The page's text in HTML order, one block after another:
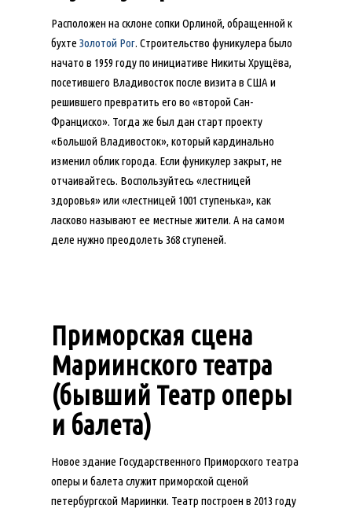
Расположен на склоне сопки Орлиной, обращенной к
бухте Золотой Рог. Строительство фуникулера было
начато в 1959 году по инициативе Никиты Хрущёва,
посетившего Владивосток после визита в США и
решившего превратить его во «второй Сан-
Франциско». Тогда же был дан старт проекту
«Большой Владивосток», который кардинально
изменил облик города. Если фуникулер закрыт, не
отчаивайтесь. Воспользуйтесь «лестницей
здоровья» или «лестницей 1001 ступенька», как
ласково называют ее местные жители. А на самом
деле нужно преодолеть 368 ступеней.
Приморская сцена
Мариинского театра
(бывший Театр оперы
и балета)
Новое здание Государственного Приморского театра
оперы и балета служит приморской сценой
петербургской Мариинки. Театр построен в 2013 году